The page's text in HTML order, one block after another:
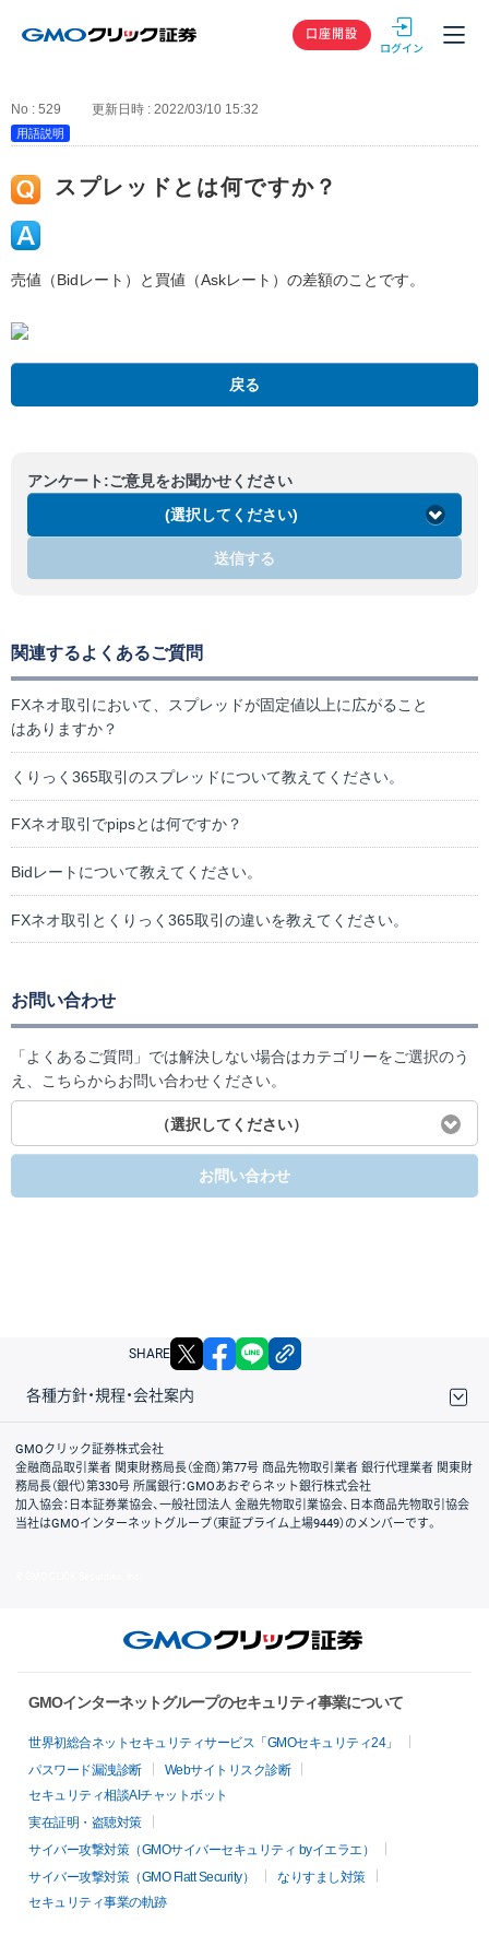
GMOクリック
口座開設
No : 529 更新日時 : 2022/03/10 15:32
用語説明
スプレッドとは何ですか？
売値（Bidレート）と買値（Askレート）の差額のことです。
戻る
アンケート:ご意見をお聞かせください
(選択してください)
送信する
関連するよくあるご質問
FXネオ取引において、スプレッドが固定値以上に広がること
はありますか？
くりっく365取引のスプレッドについて教えてください。
FXネオ取引でpipsとは何ですか？
Bidレートについて教えてください。
FXネオ取引とくりっく365取引の違いを教えてください。
お問い合わせ
「よくあるご質問」では解決しない場合はカテゴリーをご選択のう
え、こちらからお問い合わせください。
（選択してください）
お問い合わせ
SHARE X facebook
各種方針・規程・会社案内
取引規程・約款
サイトマップ
その他のご案内
個人情報保護方針
最良執行方針
サイトのご利用について
ディスクレイマー
信託保全
リスク説明
会社案内
GMOクリック証券株式会社
金融商品取引業者 関東財務局長（金商）第77号 商品先物取引業者 銀行代理業者 関東財
務局長（銀代）第330号 所属銀行：GMOあおぞらネット銀行株式会社
加入協会：日本証券業協会、一般社団法人 金融先物取引業協会、日本商品先物取引協会
当社はGMOインターネットグループ（東証プライム上場9449）のメンバーです。
GMOインターネットグループのセキュリティ事業について
世界初総合ネットセキュリティサービス「GMOセキュリティ24」
パスワード漏洩診断
Webサイトリスク診断
セキュリティ相談AIチャットボット
実在証明・盗聴対策
サイバー攻撃対策（GMOサイバーセキュリティ byイエラエ）
サイバー攻撃対策（GMO Flatt Security）
なりすまし対策
セキュリティ事業の軌跡